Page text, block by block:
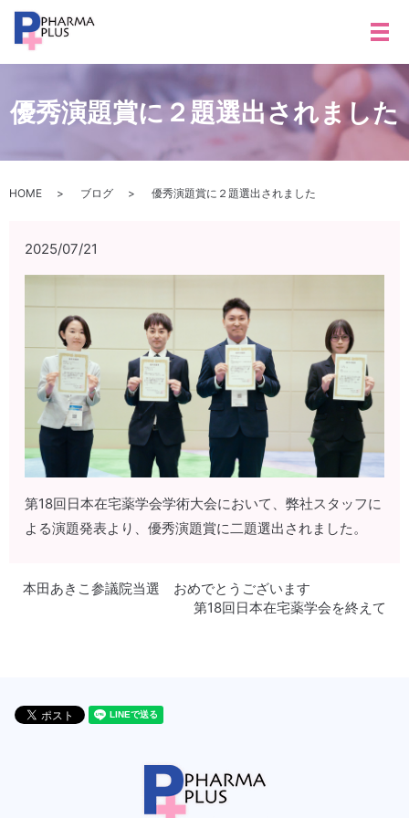
メ
優秀演題賞に２題選出されました
HOME ブログ 優秀演題賞に２題選出されました
2025/07/21
第18回日本在宅薬学会学術大会において、弊社スタッフに
よる演題発表より、優秀演題賞に二題選出されました。
本田あきこ参議院当選 おめでとうございます
第18回日本在宅薬学会を終えて